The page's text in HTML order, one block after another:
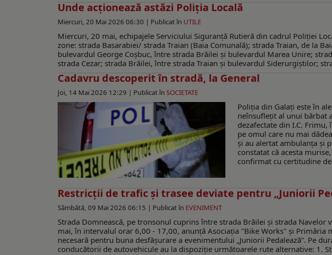
Unde acționează astăzi Poliția Locală
Miercuri, 20 Mai 2026 06:30 | Publicat în UTILE
Miercuri, 20 mai, echipajele Serviciului Siguranță Rutieră din cadrul Poliției
zone: strada Basarabiei/ strada Traian (Baia Comunală); strada Traian, de la
bulevardul George Coșbuc, între strada Brăilei și bulevardul Marea Unire;
strada Cezar; strada Brăilei, între strada Traian și bulevardul Siderurgiștilor;
Cadavru descoperit în stradă, la General
Joi, 14 Mai 2026 12:29 | Publicat în SOCIETATE
Poliția din Galați este în
neînsuflețit al unui bărbat
dezafectate din I.C. Frimu,
pe omul care nu mai
și au alertat ambulanța și
constatat că acesta
confirmat cu certitudine
Restricţii de trafic şi trasee deviate pentru „Juniorii
Sâmbătă, 09 Mai 2026 06:15 | Publicat în EVENIMENT
Strada Domnească, pe tronsonul cuprins între strada Brăilei și strada
mai, în intervalul orar 6,00 - 17,00, anunţă Asociația "Bike Works" şi Primăria
necesară pentru buna desfășurare a evenimentului „Juniorii Pedalează”. Pe
conducătorii de autovehicule au la dispoziție următoarele rute alternative: 1.